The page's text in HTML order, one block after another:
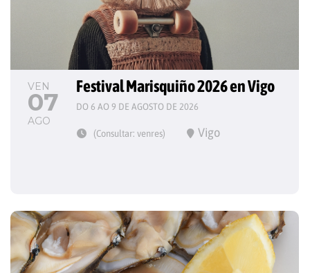
VEN
07
AGO
Festival Marisquiño 2026 en Vigo
DO 6 AO 9 DE AGOSTO DE 2026
(Consultar: venres) Vigo